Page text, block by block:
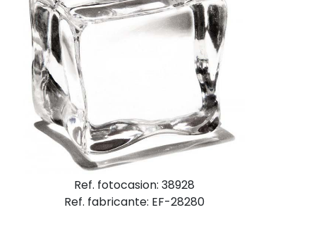
Ref. fotocasion: 38928
Ref. fabricante: EF-28280